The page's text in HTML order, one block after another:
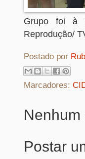
Grupo foi à
Reprodução/
Postado por
Marcadores:
Nenhum
Postar